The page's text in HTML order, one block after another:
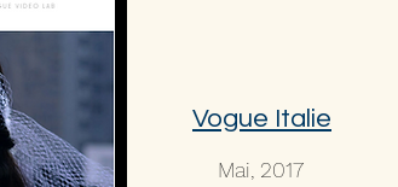
Vogue Italie
Mai, 2017